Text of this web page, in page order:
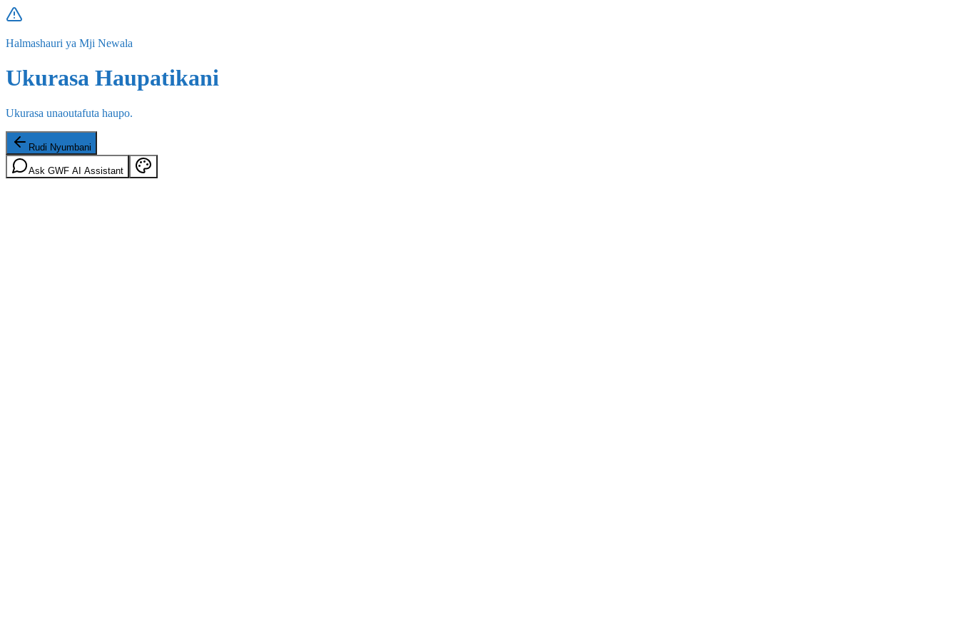
Halmashauri ya Mji Newala
Ukurasa Haupatikani
Ukurasa unaoutafuta haupo.
Rudi Nyumbani
Ask GWF AI Assistant